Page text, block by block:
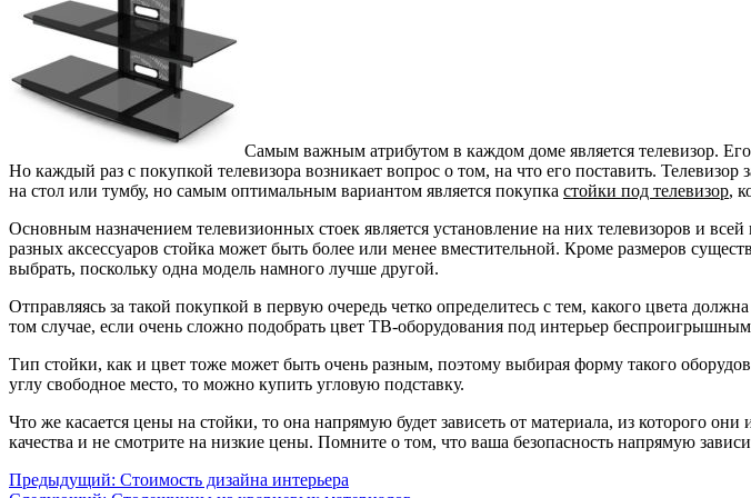
Самым важным атрибутом в каждом доме является телевизор.
Но каждый раз с покупкой телевизора возникает вопрос о том, на что его поставить.
на стол или тумбу, но самым оптимальным вариантом является покупка стойки под телевизор,
Основным назначением телевизионных стоек является установление на них телевизоров и
разных аксессуаров стойка может быть более или менее вместительной. Кроме размеров
выбрать, поскольку одна модель намного лучше другой.
Отправляясь за такой покупкой в первую очередь четко определитесь с тем, какого цвета
том случае, если очень сложно подобрать цвет ТВ-оборудования под интерьер
Тип стойки, как и цвет тоже может быть очень разным, поэтому выбирая форму такого
углу свободное место, то можно купить угловую подставку.
Что же касается цены на стойки, то она напрямую будет зависеть от материала, из которого
качества и не смотрите на низкие цены. Помните о том, что ваша безопасность напрямую
Предыдущий: Стоимость дизайна интерьера